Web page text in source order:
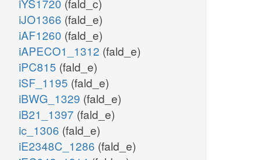
iYS1720 (fald_c)
iJO1366 (fald_e)
iAF1260 (fald_e)
iAPECO1_1312 (fald_e)
iPC815 (fald_e)
iSF_1195 (fald_e)
iBWG_1329 (fald_e)
iB21_1397 (fald_e)
ic_1306 (fald_e)
iE2348C_1286 (fald_e)